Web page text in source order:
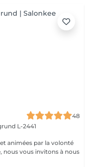
48
L-2441
animées par la volonté
nous vous invitons à nous